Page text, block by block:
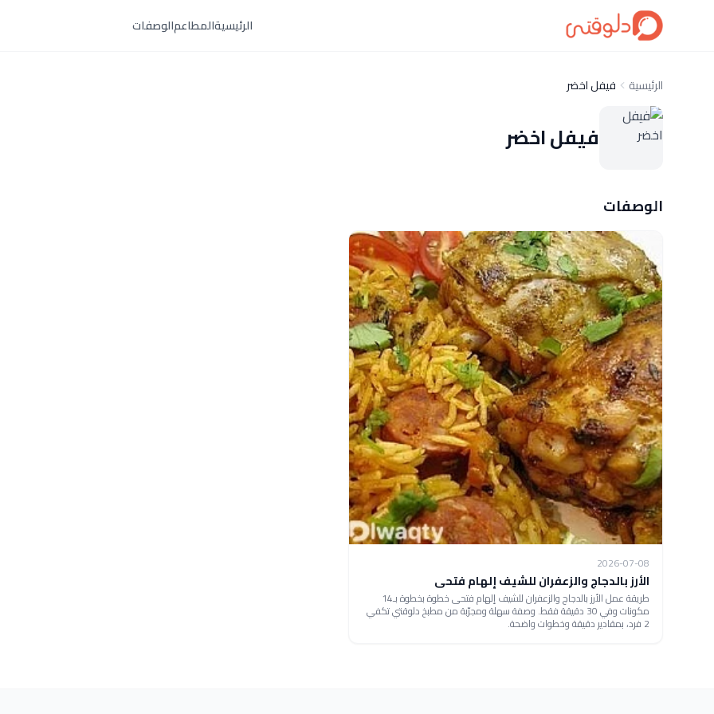
الرئيسيةالمطاعمالوصفات
الرئيسية فيفل اخضر
فيفل اخضر
الوصفات
2026-07-08
الأرز بالدجاج والزعفران للشيف إلهام فتحى
طريقة عمل الأرز بالدجاج والزعفران للشيف إلهام فتحى خطوة بخطوة بـ14
مكونات وفي 30 دقيقة فقط. وصفة سهلة ومجرّبة من مطبخ دلوقتي تكفي
2 فرد، بمقادير دقيقة وخطوات واضحة.